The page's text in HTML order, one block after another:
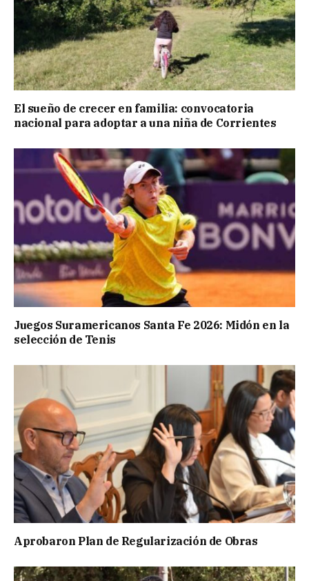
El sueño de crecer en familia: convocatoria
nacional para adoptar a una niña de Corrientes
Juegos Suramericanos Santa Fe 2026: Midón en la
selección de Tenis
Aprobaron Plan de Regularización de Obras